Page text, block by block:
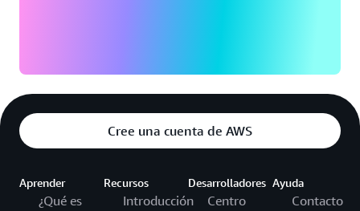
Cree una cuenta de AWS
Aprender
¿Qué es
Recursos
Introducción
Desarrolladores
Centro
Ayuda
Contacto